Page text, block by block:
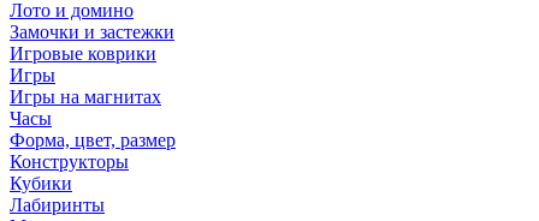
Лото и домино
Замочки и застежки
Игровые коврики
Игры
Игры на магнитах
Часы
Форма, цвет, размер
Конструкторы
Кубики
Лабиринты